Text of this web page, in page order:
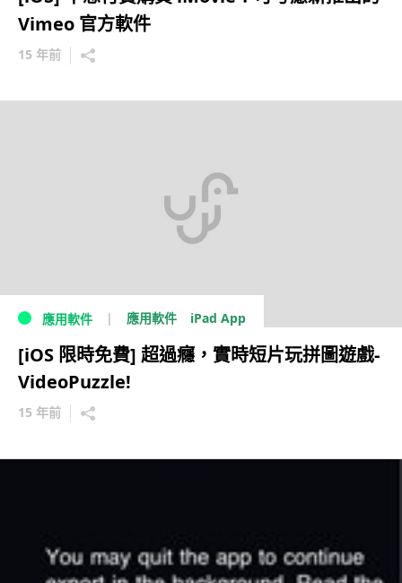
Vimeo 官方軟件
15 年前
應用軟件 應用軟件 iPad App
[iOS 限時免費] 超過癮，實時短片玩拼圖遊戲-
VideoPuzzle!
15 年前